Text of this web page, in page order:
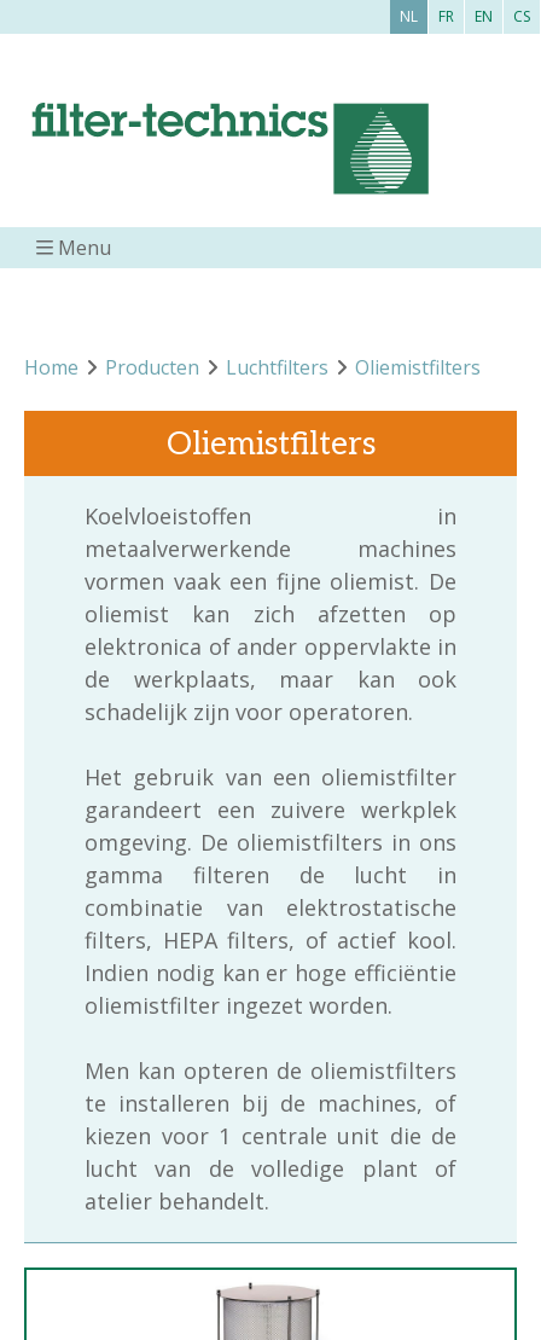
NL FR EN CS
Menu
Home Producten Luchtfilters Oliemistfilters
Oliemistfilters
Koelvloeistoffen in
metaalverwerkende machines
vormen vaak een fijne oliemist. De
oliemist kan zich afzetten op
elektronica of ander oppervlakte in
de werkplaats, maar kan ook
schadelijk zijn voor operatoren.
Het gebruik van een oliemistfilter
garandeert een zuivere werkplek
omgeving. De oliemistfilters in ons
gamma filteren de lucht in
combinatie van elektrostatische
filters, HEPA filters, of actief kool.
Indien nodig kan er hoge efficiëntie
oliemistfilter ingezet worden.
Men kan opteren de oliemistfilters
te installeren bij de machines, of
kiezen voor 1 centrale unit die de
lucht van de volledige plant of
atelier behandelt.